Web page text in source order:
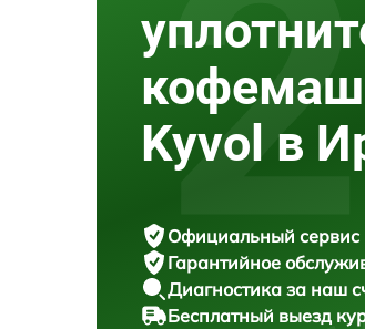
Kyvol в
Официальный сервис
Гарантийное
Диагностика за наш
Бесплатный выезд